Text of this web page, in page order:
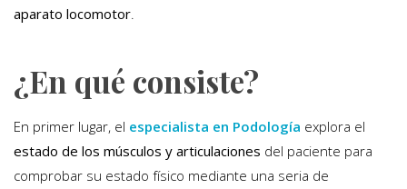
aparato locomotor.
¿En qué consiste?
En primer lugar, el especialista en Podología explora el
estado de los músculos y articulaciones del paciente para
comprobar su estado físico mediante una seria de